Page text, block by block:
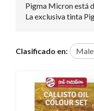
Pigma Micron está
La exclusiva tinta
Clasificado en: